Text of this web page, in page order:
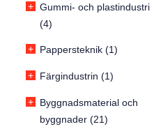
+ Gummi- och plastindustri
(4)
+ Pappersteknik (1)
+ Färgindustrin (1)
+ Byggnadsmaterial och
byggnader (21)